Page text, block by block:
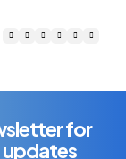
for
updates